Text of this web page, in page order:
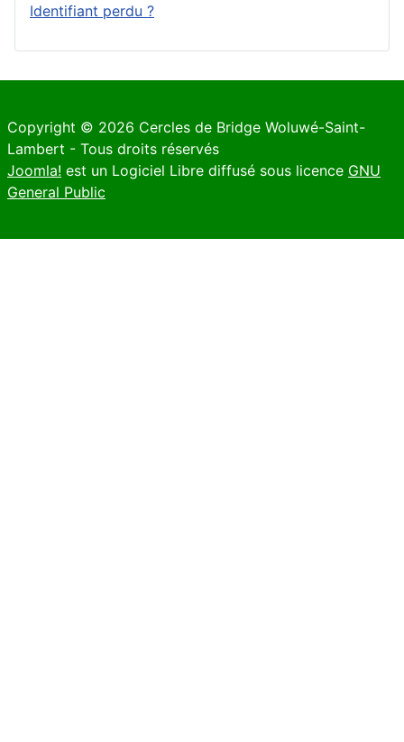
Identifiant perdu ?
Copyright © 2026 Cercles de Bridge Woluwé-Saint-
Lambert - Tous droits réservés
Joomla! est un Logiciel Libre diffusé sous licence GNU
General Public